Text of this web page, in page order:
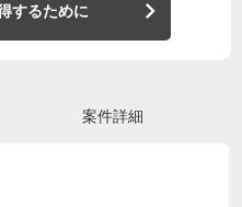
するために
案件詳細